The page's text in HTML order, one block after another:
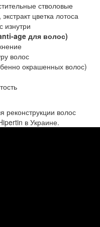
стволовые
цветка лотоса
изнутри
age для волос)
волос
окрашенных волос)
реконструкции волос
в Украине.